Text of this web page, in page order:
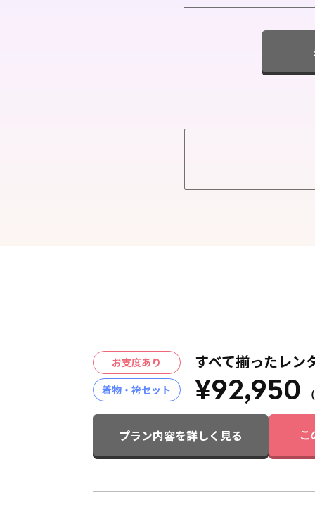
お支度あり
着物・袴セット
すべて揃ったレン
¥92,950
プラン内容を詳しく見る こ